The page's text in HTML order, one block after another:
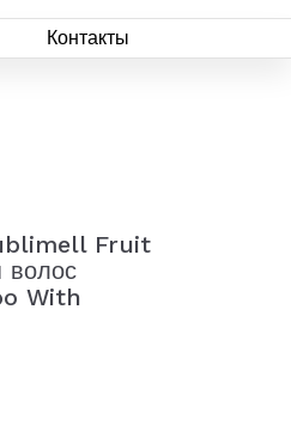
Контакты
Fruit
With